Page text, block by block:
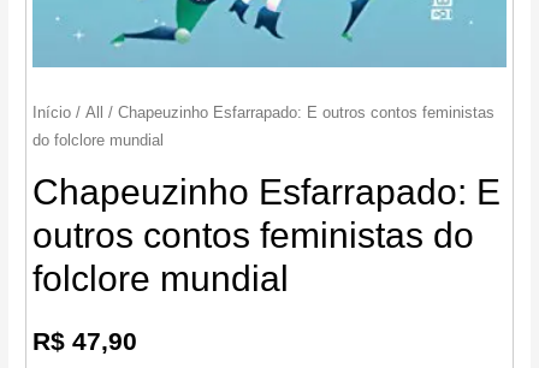
Início /All
/ Chapeuzinho Esfarrapado: E outros contos feministas
do folclore mundial
Chapeuzinho Esfarrapado: E
outros contos feministas do
folclore mundial
R$ 47,90